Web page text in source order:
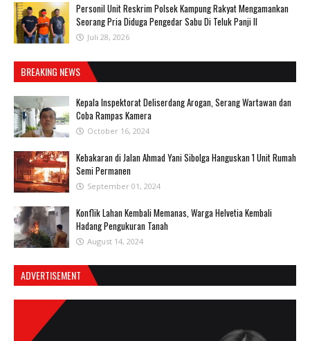
Personil Unit Reskrim Polsek Kampung Rakyat Mengamankan
Seorang Pria Diduga Pengedar Sabu Di Teluk Panji II
Juli 28, 2026
BREAKING NEWS
Kepala Inspektorat Deliserdang Arogan, Serang Wartawan dan
Coba Rampas Kamera
October 16, 2024
Kebakaran di Jalan Ahmad Yani Sibolga Hanguskan 1 Unit Rumah
Semi Permanen
September 01, 2024
Konflik Lahan Kembali Memanas, Warga Helvetia Kembali
Hadang Pengukuran Tanah
August 14, 2024
ADVERTISEMENT